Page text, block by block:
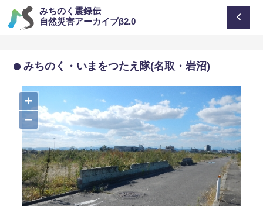
みちのく震録伝
自然災害アーカイブβ2.0
みちのく・いまをつたえ隊(名取・岩沼)
+
−